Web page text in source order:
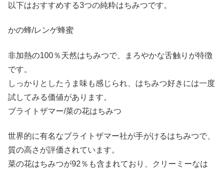
以下はおすすめする3つの純粋はちみつです。
かの蜂/レンゲ蜂蜜
非加熱の100％天然はちみつで、まろやかな舌触りが特徴
です。
しっかりとしたうま味も感じられ、はちみつ好きには一度
試してみる価値があります。
ブライトザマー/菜の花はちみつ
世界的に有名なブライトザマー社が手がけるはちみつで、
質の高さが評価されています。
菜の花はちみつが92％も含まれており、クリーミーなは